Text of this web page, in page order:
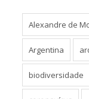
Alexandre de
Argentina
biodiversidade